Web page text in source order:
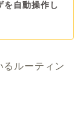
自動操作し
ルーティン